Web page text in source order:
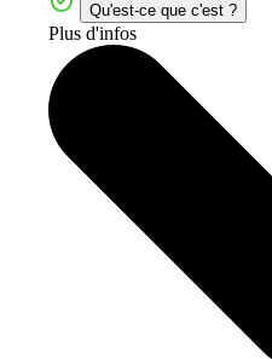
Qu'est-ce que c'est ?
Plus d'infos